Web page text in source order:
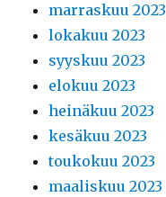
marraskuu 2023
lokakuu 2023
syyskuu 2023
elokuu 2023
heinäkuu 2023
kesäkuu 2023
toukokuu 2023
maaliskuu 2023